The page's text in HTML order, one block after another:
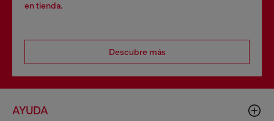
en tienda.
Descubre más
AYUDA